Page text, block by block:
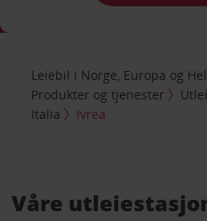
Leiebil i Norge, Europa og
Produkter og tjenester
Italia
Ivrea
Våre